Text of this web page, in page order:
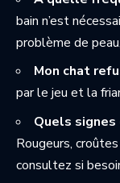
bain n’est
problème de
Mon chat
par le jeu et la
Quels
Rougeurs,
consultez si